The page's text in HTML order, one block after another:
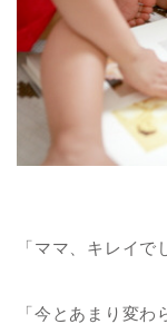
「ママ、キレイで
「今とあまり変